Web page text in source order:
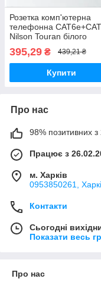
Розетка комп'ютерна
телефонна
Nilson Touran білого
395,29 ₴ 439,21 ₴
Купити
Про нас
98% позитивних з
Працює з
м. Харків
0953850261,
Контакти
Сьогодні
Показати весь
Про нас